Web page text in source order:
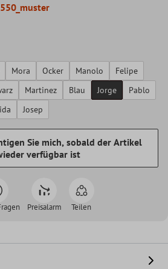
Mora Ocker Manolo
Felipe
Martinez Blau Jorge
Pablo
Josep
Sie mich, sobald der Artikel
verfügbar ist
Preisalarm Teilen